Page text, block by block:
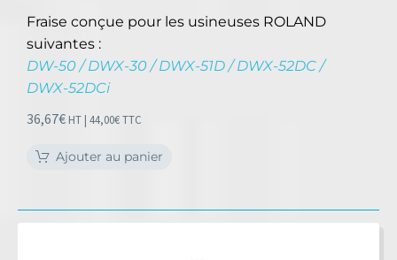
Fraise conçue pour les usineuses ROLAND
suivantes :
DW-50 / DWX-30 / DWX-51D / DWX-52DC /
DWX-52DCi
36,67€ HT | 44,00€TTC
Ajouter au panier